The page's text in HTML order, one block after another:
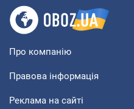
Про компанію
Правова інформація
Реклама на сайті